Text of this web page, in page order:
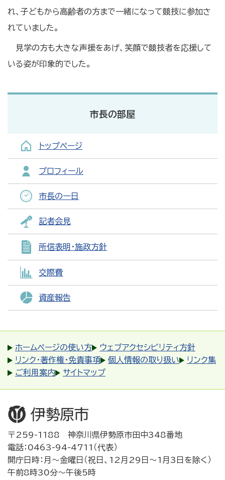
れ、子どもから高齢者の方まで一緒になって競技に参加さ
れていました。
見学の方も大きな声援をあげ、笑顔で競技者を応援して
いる姿が印象的でした。
市長の部屋
トップページ
プロフィール
市長の一日
記者会見
所信表明・施政方針
交際費
資産報告
ホームページの使い方
ウェブアクセシビリティ方針
リンク・著作権・免責事項
個人情報の取り扱い
リンク集
ご利用案内
サイトマップ
〒259-1188 神奈川県伊勢原市田中348番地
電話：0463-94-4711（代表）
開庁日時：月～金曜日（祝日、12月29日～1月3日を除く）
午前8時30分～午後5時